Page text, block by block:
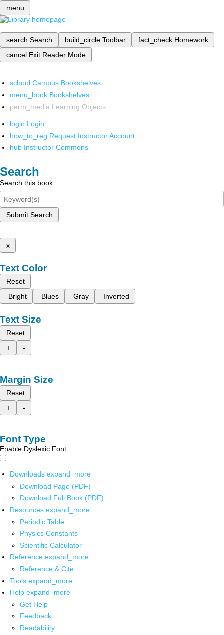
menu
search Search build_circle Toolbar fact_check Homework
cancel Exit Reader Mode
school Campus Bookshelves
menu_book Bookshelves
perm_media Learning Objects
login Login
how_to_reg Request Instructor Account
hub Instructor Commons
Search
Search this book
Submit Search
x
Text Color
Reset
Bright
Blues Gray Inverted
Text Size
Reset
+
-
Margin Size
Reset
+
-
Font Type
Enable Dyslexic Font
Downloads expand_more
Download Page (PDF)
Download Full Book (PDF)
Resources expand_more
Periodic Table
Physics Constants
Scientific Calculator
Reference expand_more
Reference & Cite
Tools expand_more
Help expand_more
Get Help
Feedback
Readability